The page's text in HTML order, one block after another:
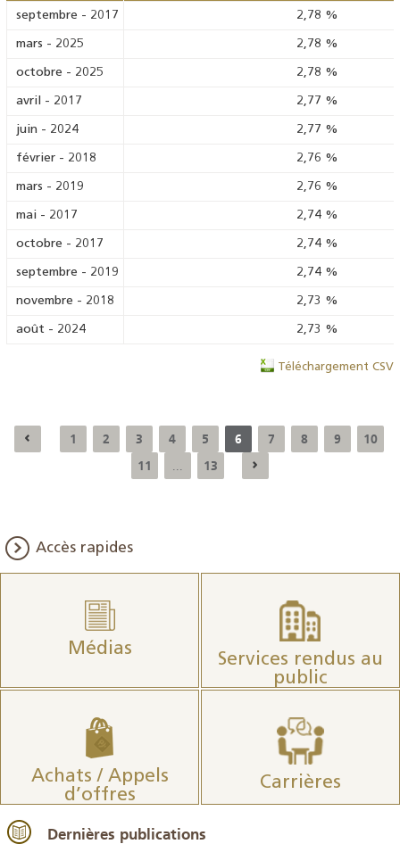
septembre - 2017 2,78 %
mars - 2025 2,78 %
octobre - 2025 2,78 %
avril - 2017 2,77 %
juin - 2024 2,77 %
février - 2018 2,76 %
mars - 2019 2,76 %
mai - 2017 2,74 %
octobre - 2017 2,74 %
septembre - 2019 2,74 %
novembre - 2018 2,73 %
août - 2024 2,73 %
Téléchargement CSV
1 2 3 4 5 6 7 8 9
10
11
13
Accès rapides
Médias
Services rendus au
public
Achats / Appels
d’offres
Carrières
Dernières publications